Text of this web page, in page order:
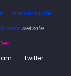
.:. Site oficial de
website
Twitter